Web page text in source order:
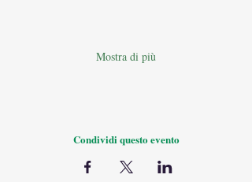
Mostra di più
Condividi questo evento